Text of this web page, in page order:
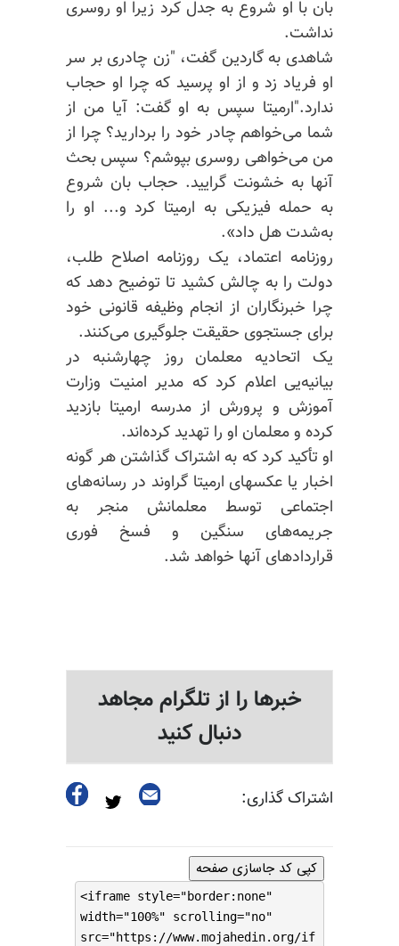
بان با او شروع به جدل کرد زیرا او روسری
نداشت.
شاهدی به گاردین گفت، "زن چادری بر سر
او فریاد زد و از او پرسید که چرا او حجاب
ندارد."ارمیتا سپس به او گفت: آیا من از
شما می‌خواهم چادر خود را بردارید؟ چرا از
من می‌خواهی روسری بپوشم؟ سپس بحث
آنها به خشونت گرایید. حجاب بان شروع
به حمله فیزیکی به ارمیتا کرد و... او را
به‌شدت هل داد».
روزنامه اعتماد، یک روزنامه اصلاح طلب،
دولت را به چالش کشید تا توضیح دهد که
چرا خبرنگاران از انجام وظیفه قانونی خود
برای جستجوی حقیقت جلوگیری می‌کنند.
یک اتحادیه معلمان روز چهارشنبه در
بیانیه‌یی اعلام کرد که مدیر امنیت وزارت
آموزش و پرورش از مدرسه ارمیتا بازدید
کرده و معلمان او را تهدید کرده‌اند.
او تأکید کرد که به اشتراک گذاشتن هر گونه
اخبار یا عکسهای ارمیتا گراوند در رسانه‌های
اجتماعی توسط معلمانش منجر به
جریمه‌های سنگین و فسخ فوری
قراردادهای آنها خواهد شد.
خبرها را از تلگرام مجاهد
دنبال کنید
اشتراک گذاری:
کپی کد جاسازی صفحه
<iframe style="border:none"
width="100%" scrolling="no"
src="https://www.mojahedin.org/if